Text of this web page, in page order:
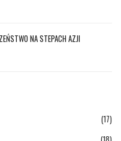
NA STEPACH AZJI
(17)